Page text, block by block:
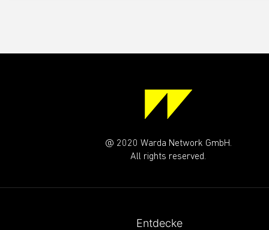
@ 2020 Warda Network GmbH.
All rights reserved.
Entdecke